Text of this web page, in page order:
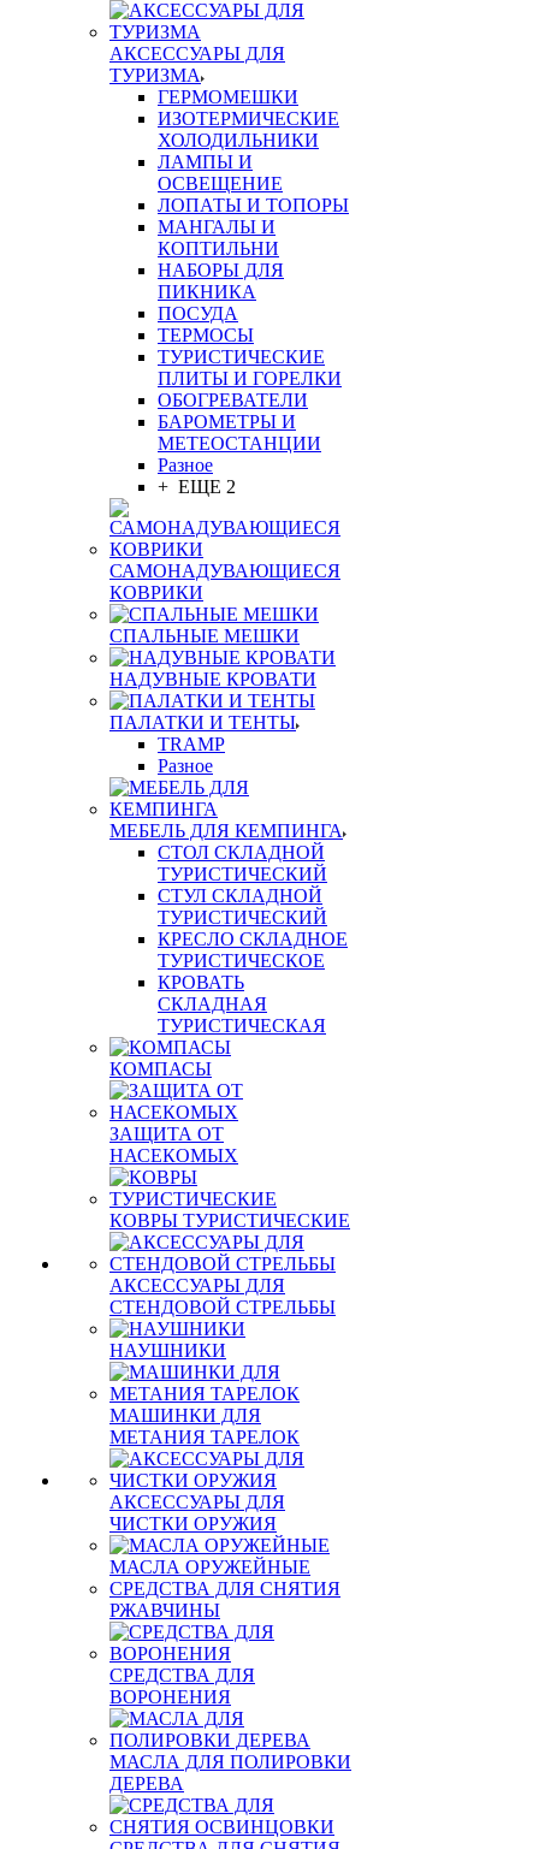
АКСЕССУАРЫ ДЛЯ
ТУРИЗМА
ГЕРМОМЕШКИ
ИЗОТЕРМИЧЕСКИЕ
ХОЛОДИЛЬНИКИ
ЛАМПЫ И
ОСВЕЩЕНИЕ
ЛОПАТЫ И ТОПОРЫ
МАНГАЛЫ И
КОПТИЛЬНИ
НАБОРЫ ДЛЯ
ПИКНИКА
ПОСУДА
ТЕРМОСЫ
ТУРИСТИЧЕСКИЕ
ПЛИТЫ И ГОРЕЛКИ
ОБОГРЕВАТЕЛИ
БАРОМЕТРЫ И
МЕТЕОСТАНЦИИ
Разное
+ ЕЩЕ 2
САМОНАДУВАЮЩИЕСЯ
КОВРИКИ
СПАЛЬНЫЕ МЕШКИ
НАДУВНЫЕ КРОВАТИ
ПАЛАТКИ И ТЕНТЫ
TRAMP
Разное
МЕБЕЛЬ ДЛЯ КЕМПИНГА
СТОЛ СКЛАДНОЙ
ТУРИСТИЧЕСКИЙ
СТУЛ СКЛАДНОЙ
ТУРИСТИЧЕСКИЙ
КРЕСЛО СКЛАДНОЕ
ТУРИСТИЧЕСКОЕ
КРОВАТЬ
СКЛАДНАЯ
ТУРИСТИЧЕСКАЯ
КОМПАСЫ
ЗАЩИТА ОТ
НАСЕКОМЫХ
КОВРЫ ТУРИСТИЧЕСКИЕ
АКСЕССУАРЫ ДЛЯ
СТЕНДОВОЙ СТРЕЛЬБЫ
НАУШНИКИ
МАШИНКИ ДЛЯ
МЕТАНИЯ ТАРЕЛОК
АКСЕССУАРЫ ДЛЯ
ЧИСТКИ ОРУЖИЯ
МАСЛА ОРУЖЕЙНЫЕ
СРЕДСТВА ДЛЯ СНЯТИЯ
РЖАВЧИНЫ
СРЕДСТВА ДЛЯ
ВОРОНЕНИЯ
МАСЛА ДЛЯ ПОЛИРОВКИ
ДЕРЕВА